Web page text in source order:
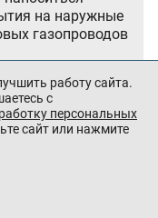
на наружные
газопроводов
газовых
комиссией на
работу сайта.
с
персональных
сайт или нажмите